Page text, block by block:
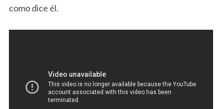
como dice él.